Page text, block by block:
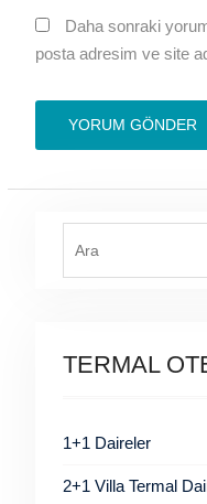
Daha sonraki
posta adresim ve site
TERMAL
1+1 Daireler
2+1 Villa Termal